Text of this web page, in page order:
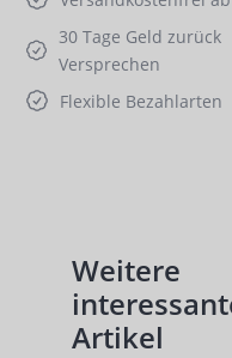
30 Tage Geld zurück
Versprechen
Flexible Bezahlarten
Produktgalerie
Weitere
Artikel